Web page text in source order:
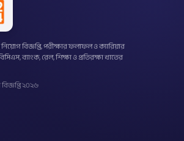
বিজ্ঞপ্তি, পরীক্ষার ফলাফল ও ক্যারিয়ার
ব্যাংক, রেল, শিক্ষা ও প্রতিরক্ষা খাতের
২০২৬